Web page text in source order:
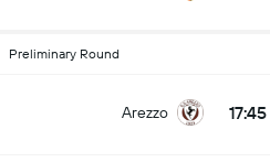
Preliminary Round
Arezzo 17:45